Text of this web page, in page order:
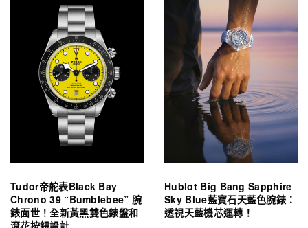
Tudor帝舵表Black Bay
Chrono 39 “Bumblebee” 腕
錶面世！全新黃黑雙色錶盤和
滾花按鈕設計
Hublot Big Bang Sapphire
Sky Blue藍寶石天藍色腕錶：
透視天藍機芯運轉！